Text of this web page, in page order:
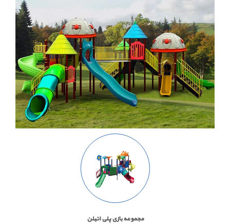
مجموعه بازی پلی اتیلن